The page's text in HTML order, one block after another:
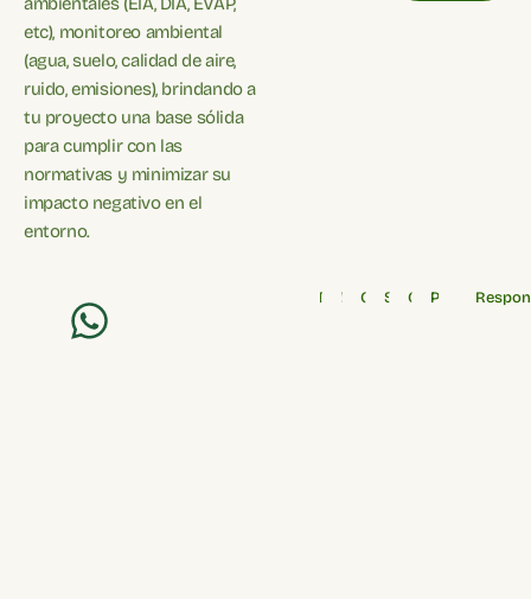
etc), monitoreo ambiental
(agua, suelo, calidad de aire,
ruido, emisiones), brindando a
tu proyecto una base sólida
para cumplir con las
normativas y minimizar su
impacto negativo en el
entorno.
Confianza
Calidad
Experiencia
Innovación
Cumplimiento
Sostenibilidad
Compromiso
Eficiencia